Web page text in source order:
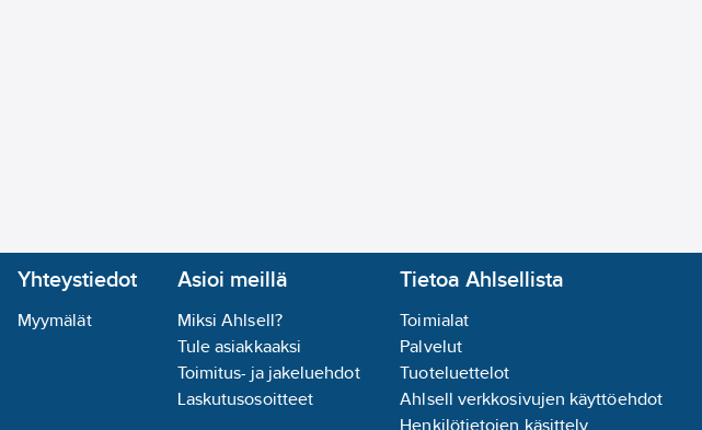
Yhteystiedot
Myymälät
Asioi meillä
Miksi Ahlsell?
Tule asiakkaaksi
Toimitus- ja jakeluehdot
Laskutusosoitteet
Tietoa Ahlsellista
Toimialat
Palvelut
Tuoteluettelot
Ahlsell verkkosivujen käyttöehdot
Henkilötietojen käsittely